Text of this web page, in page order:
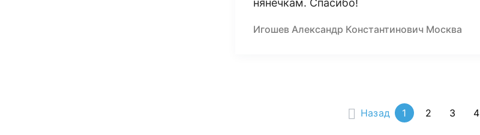
нянечкам. Спасибо!
Игошев Александр Константинович Москва
Назад 1 2 3 4